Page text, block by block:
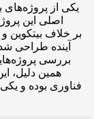
اصلی این
آینده طراحی
بررسی
همین دلیل،
فناوری بوده و